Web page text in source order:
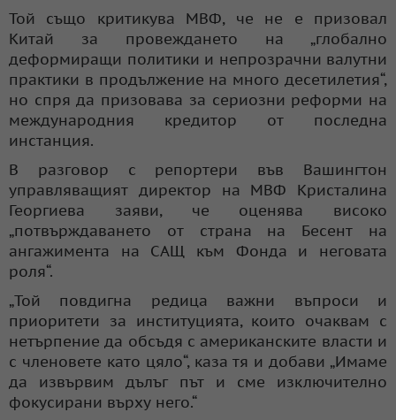
Той също критикува МВФ, че не е призовал
Китай за провеждането на „глобално
деформиращи политики и непрозрачни валутни
практики в продължение на много десетилетия“,
но спря да призовава за сериозни реформи на
международния кредитор от последна
инстанция.
В разговор с репортери във Вашингтон
управляващият директор на МВФ Кристалина
Георгиева заяви, че оценява високо
„потвърждаването от страна на Бесент на
ангажимента на САЩ към Фонда и неговата
роля“.
„Той повдигна редица важни въпроси и
приоритети за институцията, които очаквам с
нетърпение да обсъдя с американските власти и
с членовете като цяло“, каза тя и добави „Имаме
да извървим дълъг път и сме изключително
фокусирани върху него.“